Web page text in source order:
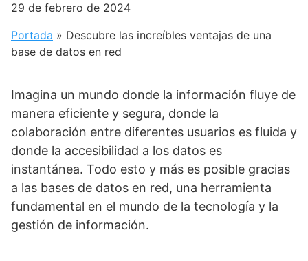
29 de febrero de 2024
Portada » Descubre las increíbles ventajas de una
base de datos en red
Imagina un mundo donde la información fluye de
manera eficiente y segura, donde la
colaboración entre diferentes usuarios es fluida y
donde la accesibilidad a los datos es
instantánea. Todo esto y más es posible gracias
a las bases de datos en red, una herramienta
fundamental en el mundo de la tecnología y la
gestión de información.